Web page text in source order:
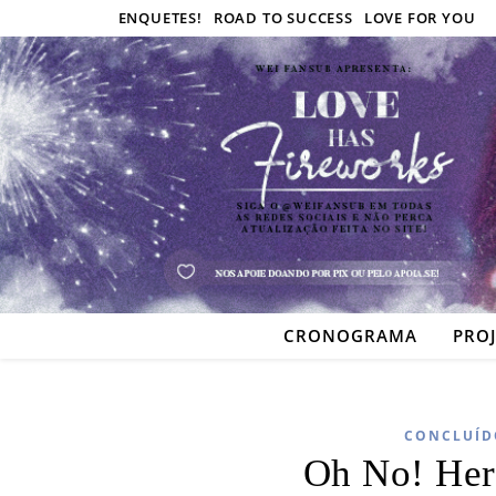
ENQUETES! ROAD TO SUCCESS LOVE FOR YOU
CRONOGRAMA
Oh No!